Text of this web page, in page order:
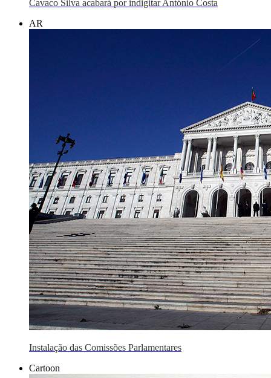
Cavaco Silva acabará por indigitar António Costa
AR
Instalação das Comissões Parlamentares
Cartoon